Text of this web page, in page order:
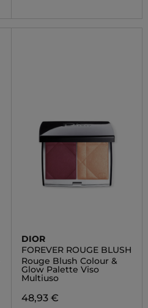
DIOR
FOREVER ROUGE BLUSH
Rouge Blush Colour &
Glow Palette Viso
Multiuso
48,93 €